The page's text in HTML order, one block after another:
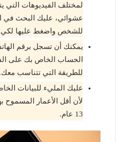
لمختلف الفيديوهات التي
عشوائي، عليك البحث في
للشخص واضغط عليها لكي
يمكنك أن تسجل برقم
الحساب الخاص بك على
للطريقة التي تتناسب معك.
عليك المليء للبيانات
لأن أقل الأعمار المسموح
13 عام.